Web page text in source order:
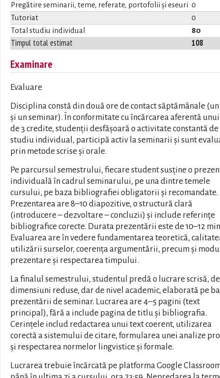
Timpul total estimat 108
Pregătire seminarii, teme, referate, portofolii și eseuri 0
Tutoriat
0
Total studiu individual
80
Examinare
Evaluare
Disciplina constă din două ore de contact săptămânale
și un seminar). În conformitate cu încărcarea aferentă
de 3 credite, studenții desfășoară o activitate constantă de
studiu individual, participă activ la seminarii și sunt
prin metode scrise și orale.
Pe parcursul semestrului, fiecare student susține o
individuală în cadrul seminarului, pe una dintre temele
cursului, pe baza bibliografiei obligatorii și recomandate.
Prezentarea are 8–10 diapozitive, o structură clară
(introducere – dezvoltare – concluzii) și include referințe
bibliografice corecte. Durata prezentării este de 10–12
Evaluarea are în vedere fundamentarea teoretică,
utilizării surselor, coerența argumentării, precum și
prezentare și respectarea timpului.
La finalul semestrului, studentul predă o lucrare scrisă, de
dimensiuni reduse, dar de nivel academic, elaborată pe
prezentării de seminar. Lucrarea are 4–5 pagini (text
principal), fără a include pagina de titlu și bibliografia.
Cerințele includ redactarea unui text coerent, utilizarea
corectă a sistemului de citare, formularea unei analize
și respectarea normelor lingvistice și formale.
Lucrarea trebuie încărcată pe platforma Google